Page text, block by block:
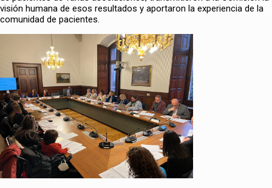
visión humana de esos resultados y aportaron la experiencia de la
comunidad de pacientes.